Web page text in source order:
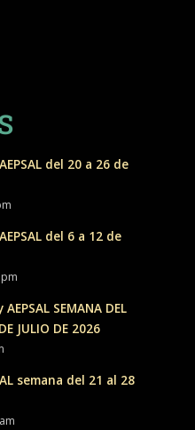
del 20 a 26 de
del 6 a 12 de
AEPSAL SEMANA DEL
JULIO DE 2026
semana del 21 al 28